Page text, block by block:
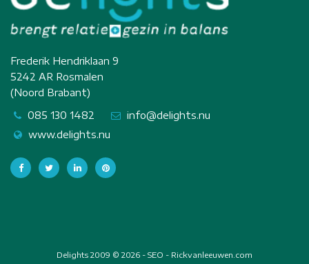
Frederik Hendriklaan 9
5242 AR Rosmalen
(Noord Brabant)
085 130 1482
info@delights.nu
www.delights.nu
Delights 2009 © 2026 - SEO - Rickvanleeuwen.com